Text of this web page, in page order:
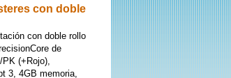
con doble
con doble rollo
de
(+Rojo),
3, 4GB memoria,